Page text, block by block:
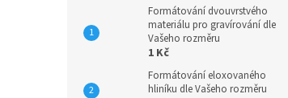
Formátování dvouvrstvého
materiálu pro gravírování dle
Vašeho rozměru
1 Kč
Formátování eloxovaného
hliníku dle Vašeho rozměru